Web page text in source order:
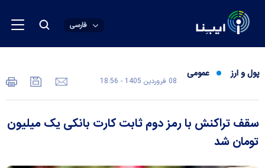
فارسی
پول و ارز عمومی
08 فروردين 1405 - 18:56
سقف تراکنش با رمز دوم ثابت کارت بانکی یک میلیون
تومان شد